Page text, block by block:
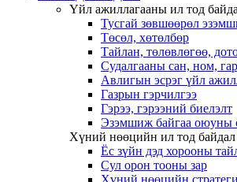
Үйл ажиллагааны ил тод
Тусгай зөвшөөрөл
Төсөл, хөтөлбөр
Тайлан, төлөвлөгөө,
Судалгааны сан, ном,
Авлигын эсрэг үйл
Газрын гэрчилгээ
Гэрээ, гэрээний биелэлт
Эзэмшиж байгаа оюуны
Хүний нөөцийн ил тод байдал
Ёс зүйн дэд хорооны
Сул орон тооны зар
Хүний нөөцийн стратеги